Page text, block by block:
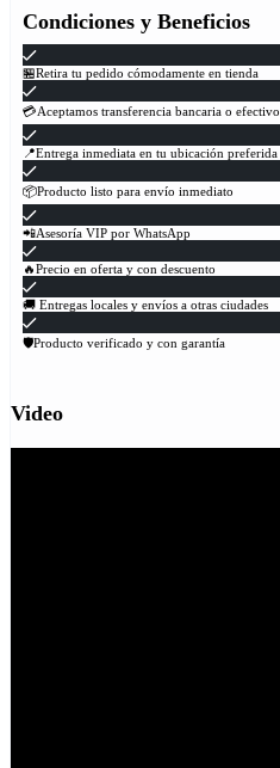
Condiciones y Beneficios
🏪Retira tu pedido cómodamente en tienda
💳Aceptamos transferencia bancaria o efectivo
📍Entrega inmediata en tu ubicación
📦Producto listo para envío inmediato
📲Asesoría VIP por WhatsApp
🔥Precio en oferta y con descuento
🚚 Entregas locales y envíos a otras ciudades
🛡Producto verificado y con garantía
Video